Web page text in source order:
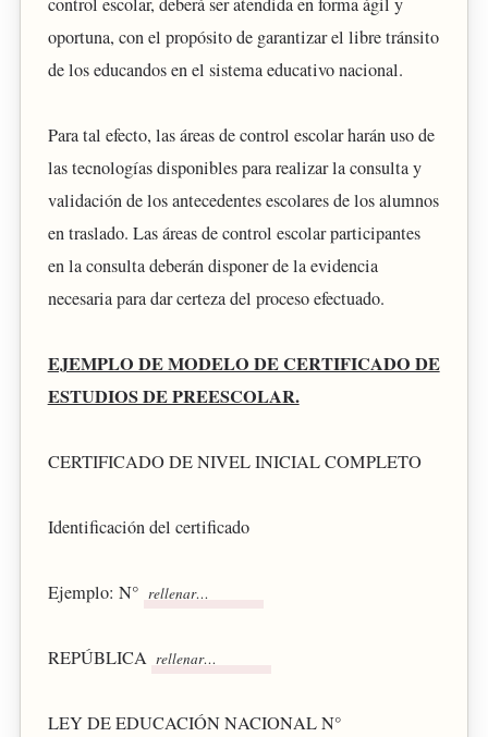
oportuna, con el propósito de garantizar el libre tránsito
de los educandos en el sistema educativo nacional.
Para tal efecto, las áreas de control escolar harán uso de
las tecnologías disponibles para realizar la consulta y
validación de los antecedentes escolares de los alumnos
en traslado. Las áreas de control escolar participantes
en la consulta deberán disponer de la evidencia
necesaria para dar certeza del proceso efectuado.
EJEMPLO DE MODELO DE CERTIFICADO DE
ESTUDIOS DE PREESCOLAR.
CERTIFICADO DE NIVEL INICIAL COMPLETO
Identificación del certificado
Ejemplo: N°
REPÚBLICA
LEY DE EDUCACIÓN NACIONAL N°